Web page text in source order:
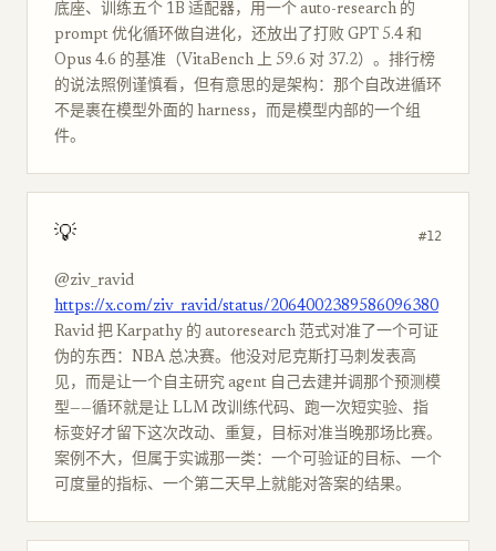
底座、训练五个 1B 适配器，用一个 auto-research 的
prompt 优化循环做自进化，还放出了打败 GPT 5.4 和
Opus 4.6 的基准（VitaBench 上 59.6 对 37.2）。排行榜
的说法照例谨慎看，但有意思的是架构：那个自改进循环
不是裹在模型外面的 harness，而是模型内部的一个组
件。
💡 #12
@ziv_ravid
https://x.com/ziv_ravid/status/2064002389586096380
Ravid 把 Karpathy 的 autoresearch 范式对准了一个可证
伪的东西：NBA 总决赛。他没对尼克斯打马刺发表高
见，而是让一个自主研究 agent 自己去建并调那个预测模
型——循环就是让 LLM 改训练代码、跑一次短实验、指
标变好才留下这次改动、重复，目标对准当晚那场比赛。
案例不大，但属于实诚那一类：一个可验证的目标、一个
可度量的指标、一个第二天早上就能对答案的结果。